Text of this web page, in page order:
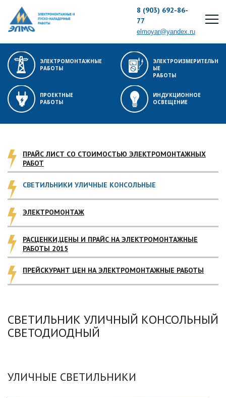
8 (903) 692-86-
77
elmoyar@yandex.ru
ЭЛЕКТРОМОНТАЖНЫЕ
РАБОТЫ
ЭЛЕКТРОИЗМЕРИТЕЛЬН
ЫЕ
РАБОТЫ
ПРОЕКТНЫЕ
РАБОТЫ
ИНДУКЦИОННОЕ
ОСВЕЩЕНИЕ
ПРАЙС ЛИСТ СО СТОИМОСТЬЮ ЭЛЕКТРОМОНТАЖНЫХ
РАБОТ
СВЕТИЛЬНИКИ УЛИЧНЫЕ КОНСОЛЬНЫЕ
ЭЛЕКТРОМОНТАЖ
РАСЦЕНКИ,ЦЕНЫ И ПРАЙС НА ЭЛЕКТРОМОНТАЖНЫЕ
РАБОТЫ 2015
ПРЕЙСКУРАНТ ЦЕН НА ЭЛЕКТРОМОНТАЖНЫЕ РАБОТЫ
СВЕТИЛЬНИК УЛИЧНЫЙ КОНСОЛЬНЫЙ
СВЕТОДИОДНЫЙ
УЛИЧНЫЕ СВЕТИЛЬНИКИ